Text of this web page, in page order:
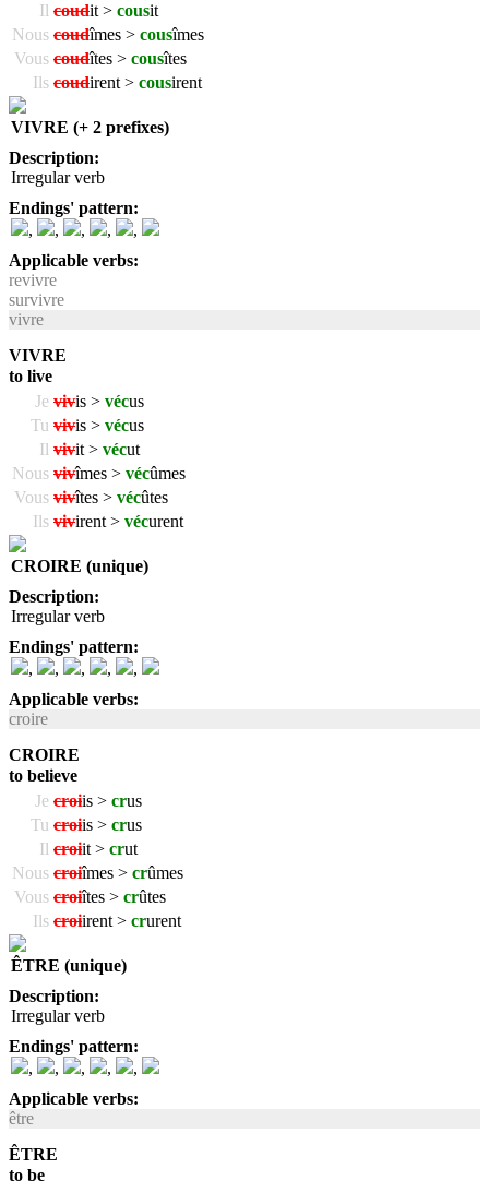
Il coudit > cousit
Nous coudîmes > cousîmes
Vous coudîtes > cousîtes
Ils coudirent > cousirent
VIVRE (+ 2 prefixes)
Description:
Irregular verb
Endings' pattern:
,
, , ,
,
Applicable verbs:
revivre
survivre
vivre
VIVRE
to live
Je vivis > vécus
Tu vivis > vécus
Il vivit > vécut
Nous vivîmes > vécûmes
Vous vivîtes > vécûtes
Ils vivirent > vécurent
CROIRE (unique)
Description:
Irregular verb
Endings' pattern:
,
, , ,
,
Applicable verbs:
croire
CROIRE
to believe
Je croiis > crus
Tu croiis > crus
Il croiit > crut
Nous croiîmes > crûmes
Vous croiîtes > crûtes
Ils croiirent > crurent
ÊTRE (unique)
Description:
Irregular verb
Endings' pattern:
,
, , ,
,
Applicable verbs:
être
ÊTRE
to be